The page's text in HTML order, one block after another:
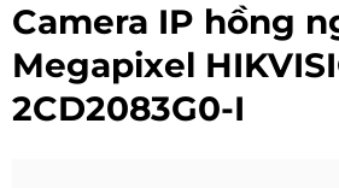
Camera IP hồng
Megapixel
2CD2083G0-I